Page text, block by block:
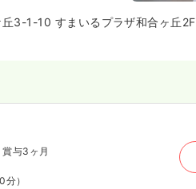
3-1-10 すまいるプラザ和合ヶ丘2F
賞与3ヶ月
分）